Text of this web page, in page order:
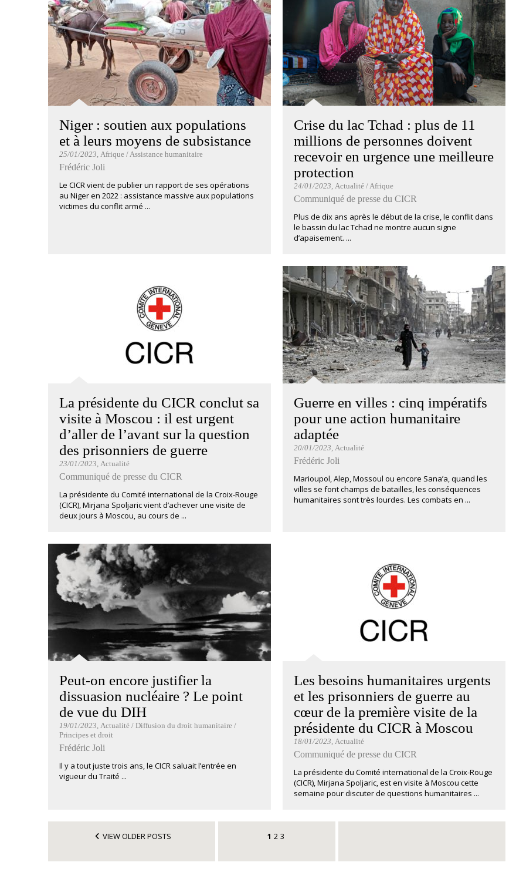
Niger : soutien aux populations
et à leurs moyens de subsistance
25/01/2023, Afrique / Assistance humanitaire
Frédéric Joli
Le CICR vient de publier un rapport de ses opérations
au Niger en 2022 : assistance massive aux populations
victimes du conflit armé ...
Crise du lac Tchad : plus de 11
millions de personnes doivent
recevoir en urgence une meilleure
protection
24/01/2023, Actualité / Afrique
Communiqué de presse du CICR
Plus de dix ans après le début de la crise, le conflit dans
le bassin du lac Tchad ne montre aucun signe
d’apaisement. ...
La présidente du CICR conclut sa
visite à Moscou : il est urgent
d’aller de l’avant sur la question
des prisonniers de guerre
23/01/2023, Actualité
Communiqué de presse du CICR
La présidente du Comité international de la Croix-Rouge
(CICR), Mirjana Spoljaric vient d’achever une visite de
deux jours à Moscou, au cours de ...
Guerre en villes : cinq impératifs
pour une action humanitaire
adaptée
20/01/2023, Actualité
Frédéric Joli
Marioupol, Alep, Mossoul ou encore Sana’a, quand les
villes se font champs de batailles, les conséquences
humanitaires sont très lourdes. Les combats en ...
Peut-on encore justifier la
dissuasion nucléaire ? Le point
de vue du DIH
19/01/2023, Actualité / Diffusion du droit humanitaire /
Principes et droit
Frédéric Joli
Il y a tout juste trois ans, le CICR saluait l’entrée en
vigueur du Traité ...
Les besoins humanitaires urgents
et les prisonniers de guerre au
cœur de la première visite de la
présidente du CICR à Moscou
18/01/2023, Actualité
Communiqué de presse du CICR
La présidente du Comité international de la Croix-Rouge
(CICR), Mirjana Spoljaric, est en visite à Moscou cette
semaine pour discuter de questions humanitaires ...
VIEW OLDER POSTS 1 2 3